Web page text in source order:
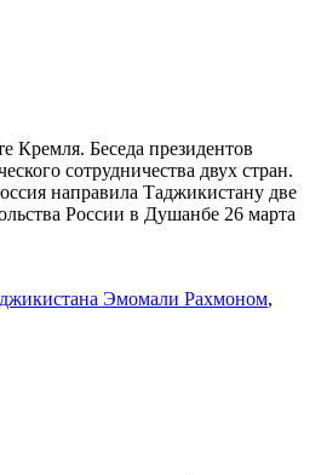
Беседа президентов
сотрудничества двух стран.
направила Таджикистану две
России в Душанбе 26 марта
Эмомали Рахмоном,